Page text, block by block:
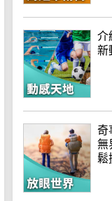
介
新
奇
無
鬆